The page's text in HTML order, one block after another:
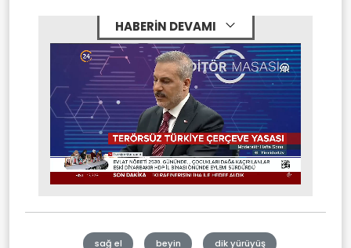
HABERİN DEVAMI
Mute Stream
sağ el beyin dik yürüyüş